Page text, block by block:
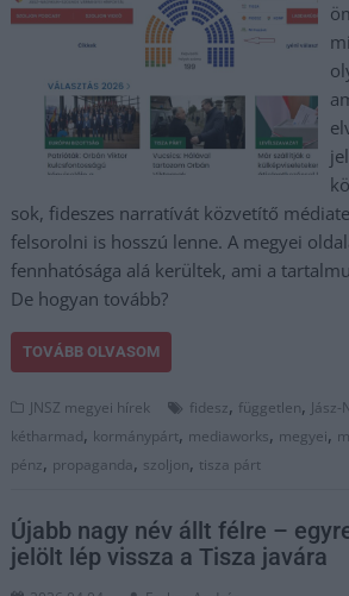
sok, fideszes narratívát közvetítő
felsorolni is hosszú lenne. A megyei
fennhatósága alá kerültek, ami a
De hogyan tovább?
TOVÁBB OLVASOM
JNSZ megyei hírek fidesz, független,
kétharmad, kormánypárt, mediaworks, megyei,
pénz, propaganda, szoljon, tisza párt
Újabb nagy név állt félre –
jelölt lép vissza a Tisza javára